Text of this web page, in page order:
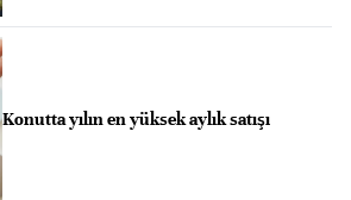
Konutta yılın en yüksek aylık satışı